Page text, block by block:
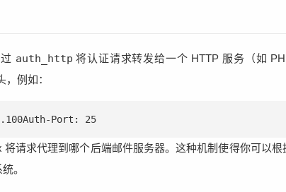
auth_http 将认证请求转发给一个 HTTP 服务（如
例如：
Port: 25
请求代理到哪个后端邮件服务器。这种机制使得你可以根
。